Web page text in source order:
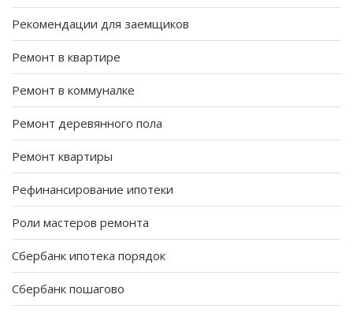
Рекомендации для заемщиков
Ремонт в квартире
Ремонт в коммуналке
Ремонт деревянного пола
Ремонт квартиры
Рефинансирование ипотеки
Роли мастеров ремонта
Сбербанк ипотека порядок
Сбербанк пошагово